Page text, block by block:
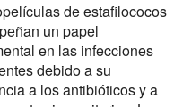
de estafilococos
un papel
en las infecciones
debido a su
a los antibióticos y a